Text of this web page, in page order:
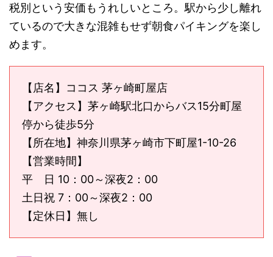
税別という安価もうれしいところ。駅から少し離れ
ているので大きな混雑もせず朝食パイキングを楽し
めます。
【店名】ココス 茅ヶ崎町屋店
【アクセス】茅ヶ崎駅北口からバス15分町屋
停から徒歩5分
【所在地】神奈川県茅ヶ崎市下町屋1-10-26
【営業時間】
平 日 10：00～深夜2：00
土日祝 7：00～深夜2：00
【定休日】無し